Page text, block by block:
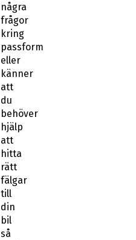
några
frågor
kring
passform
eller
känner
att
du
behöver
hjälp
att
hitta
rätt
fälgar
till
din
bil
så